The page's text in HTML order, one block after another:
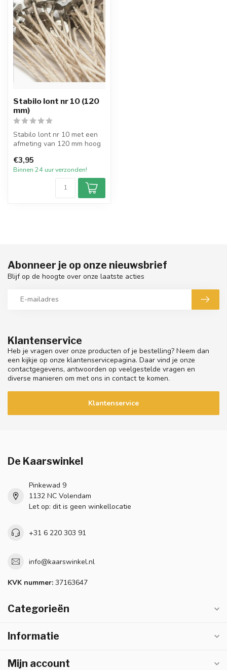
Stabilo lont nr 10 (120
mm)
Stabilo lont nr 10 met een
afmeting van 120 mm hoog
verp...
€3,95
Binnen 24 uur verzonden!
Klantenservice
Heb je vragen over onze producten of je bestelling? Neem dan
een kijkje op onze klantenservicepagina. Daar vind je onze
contactgegevens, antwoorden op veelgestelde vragen en
diverse manieren om met ons in contact te komen.
Klantenservice
Abonneer je op onze nieuwsbrief
Blijf op de hoogte over onze laatste acties
De Kaarswinkel
Pinkewad 9
1132 NC Volendam
Let op: dit is geen winkellocatie
+31 6 220 303 91
info@kaarswinkel.nl
KVK nummer: 37163647
Categorieën
Informatie
Mijn account